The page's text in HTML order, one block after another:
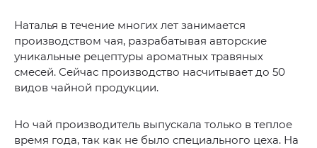
Наталья в течение многих лет занимается
производством чая, разрабатывая авторские
уникальные рецептуры ароматных травяных
смесей. Сейчас производство насчитывает до 50
видов чайной продукции.
Но чай производитель выпускала только в теплое
время года, так как не было специального цеха. На